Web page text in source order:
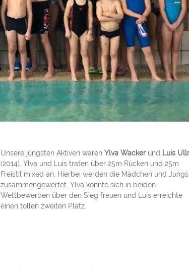
Unsere jüngsten Aktiven waren Ylva Wackerund Luis
(2014). Ylva und Luis traten über 25m Rücken und 25m
Freistil mixed an. Hierbei werden die Mädchen und Jungs
zusammengewertet. Ylva konnte sich in beiden
Wettbewerben über den Sieg freuen und Luis erreichte
einen tollen zweiten Platz.